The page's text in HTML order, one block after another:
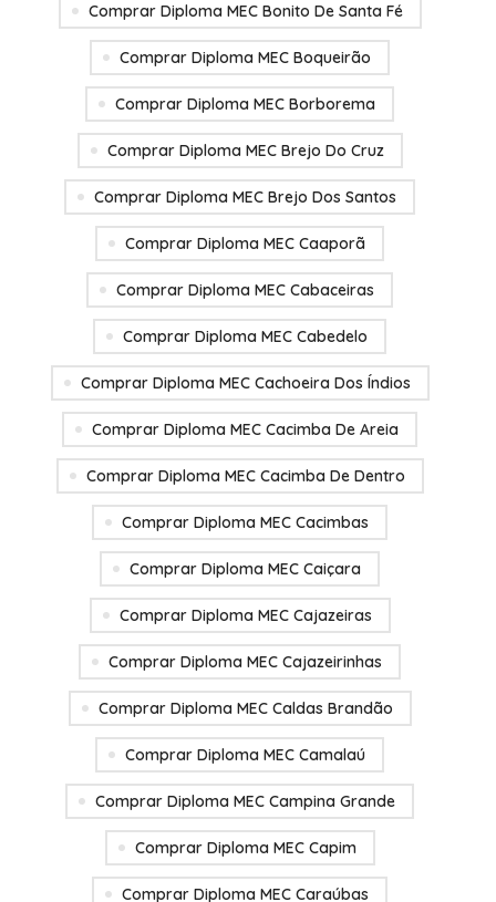
Comprar Diploma MEC Bonito De Santa Fé
Comprar Diploma MEC Boqueirão
Comprar Diploma MEC Borborema
Comprar Diploma MEC Brejo Do Cruz
Comprar Diploma MEC Brejo Dos Santos
Comprar Diploma MEC Caaporã
Comprar Diploma MEC Cabaceiras
Comprar Diploma MEC Cabedelo
Comprar Diploma MEC Cachoeira Dos Índios
Comprar Diploma MEC Cacimba De Areia
Comprar Diploma MEC Cacimba De Dentro
Comprar Diploma MEC Cacimbas
Comprar Diploma MEC Caiçara
Comprar Diploma MEC Cajazeiras
Comprar Diploma MEC Cajazeirinhas
Comprar Diploma MEC Caldas Brandão
Comprar Diploma MEC Camalaú
Comprar Diploma MEC Campina Grande
Comprar Diploma MEC Capim
Comprar Diploma MEC Caraúbas